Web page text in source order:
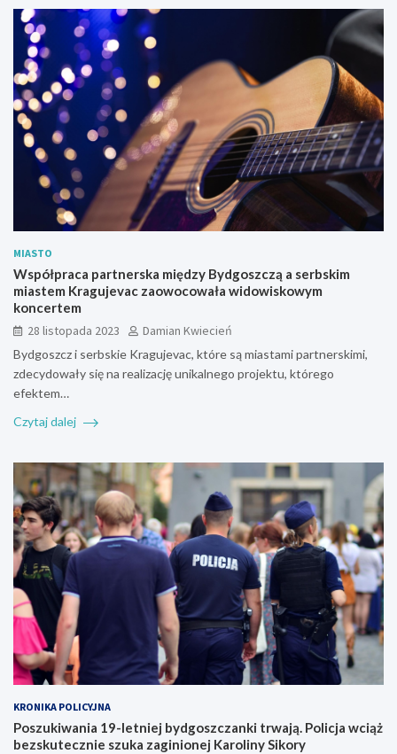
MIASTO
Współpraca partnerska między Bydgoszczą a serbskim
miastem Kragujevac zaowocowała widowiskowym
koncertem
28 listopada 2023
Damian Kwiecień
Bydgoszcz i serbskie Kragujevac, które są miastami partnerskimi,
zdecydowały się na realizację unikalnego projektu, którego
efektem…
Czytaj dalej
KRONIKA POLICYJNA
Poszukiwania 19-letniej bydgoszczanki trwają. Policja wciąż
bezskutecznie szuka zaginionej Karoliny Sikory